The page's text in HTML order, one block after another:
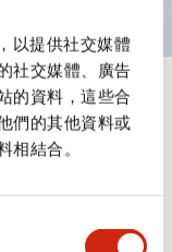
以提供社交媒體
社交媒體、廣告
的資料，這些合
們的其他資料或
相結合。
顯示全部